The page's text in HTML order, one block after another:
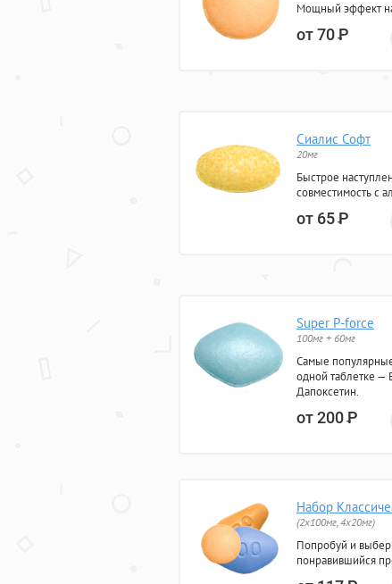
Мощный эффект
от 70Р
Сиалис Софт
20мг
Быстрое
совместимость с
от 65Р
Super P-force
100мг + 60мг
Самые
одной таблетке —
Дапоксетин.
от 200Р
Набор
(2x100мг, 4x20мг)
Попробуй и
понравившийся